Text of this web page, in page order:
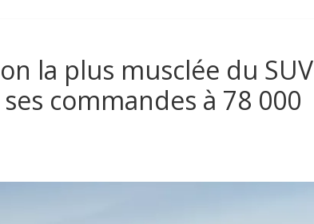
la plus musclée du SUV
commandes à 78 000